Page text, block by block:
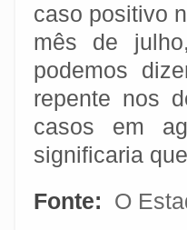
caso positivo
mês de
podemos
repente nos
casos em
significaria
Fonte:
O